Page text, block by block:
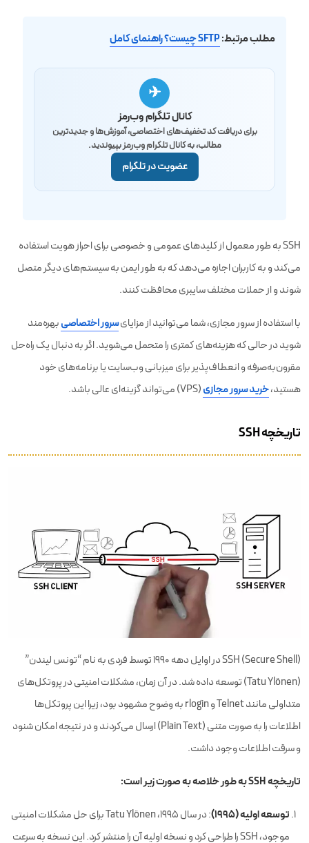
مطلب مرتبط:SFTP چیست؟ راهنمای کامل
✈
کانال تلگرام وب‌رمز
برای دریافت کد تخفیف‌های اختصاصی، آموزش‌ها و جدیدترین
مطالب، به کانال تلگرام وب‌رمز بپیوندید.
عضویت در تلگرام
SSH به طور معمول از کلیدهای عمومی و خصوصی برای احراز هویت استفاده
می‌کند و به کاربران اجازه می‌دهد که به طور ایمن به سیستم‌های دیگر متصل
شوند و از حملات مختلف سایبری محافظت کنند.
با استفاده از سرور مجازی، شما می‌توانید از مزایایسرور اختصاصیبهره‌مند
شوید در حالی که هزینه‌های کمتری را متحمل می‌شوید. اگر به دنبال یک راه‌حل
مقرون‌به‌صرفه و انعطاف‌پذیر برای میزبانی وب‌سایت یا برنامه‌های خود
هستید،خرید سرور مجازی(VPS) می‌تواند گزینه‌ای عالی باشد.
تاریخچه ‌SSH
SSH (Secure Shell) در اوایل دهه 1990 توسط فردی به نام “تونس لیندن”
(Tatu Ylönen) توسعه داده شد. در آن زمان، مشکلات امنیتی در پروتکل‌های
متداولی مانند Telnet و rlogin به وضوح مشهود بود، زیرا این پروتکل‌ها
اطلاعات را به صورت متنی (Plain Text) ارسال می‌کردند و در نتیجه امکان شنود
و سرقت اطلاعات وجود داشت.
تاریخچه SSH به طور خلاصه به صورت زیر است:
توسعه اولیه (1995)
: در سال 1995، Tatu Ylönen برای حل مشکلات امنیتی
موجود، SSH را طراحی کرد و نسخه اولیه آن را منتشر کرد. این نسخه به سرعت